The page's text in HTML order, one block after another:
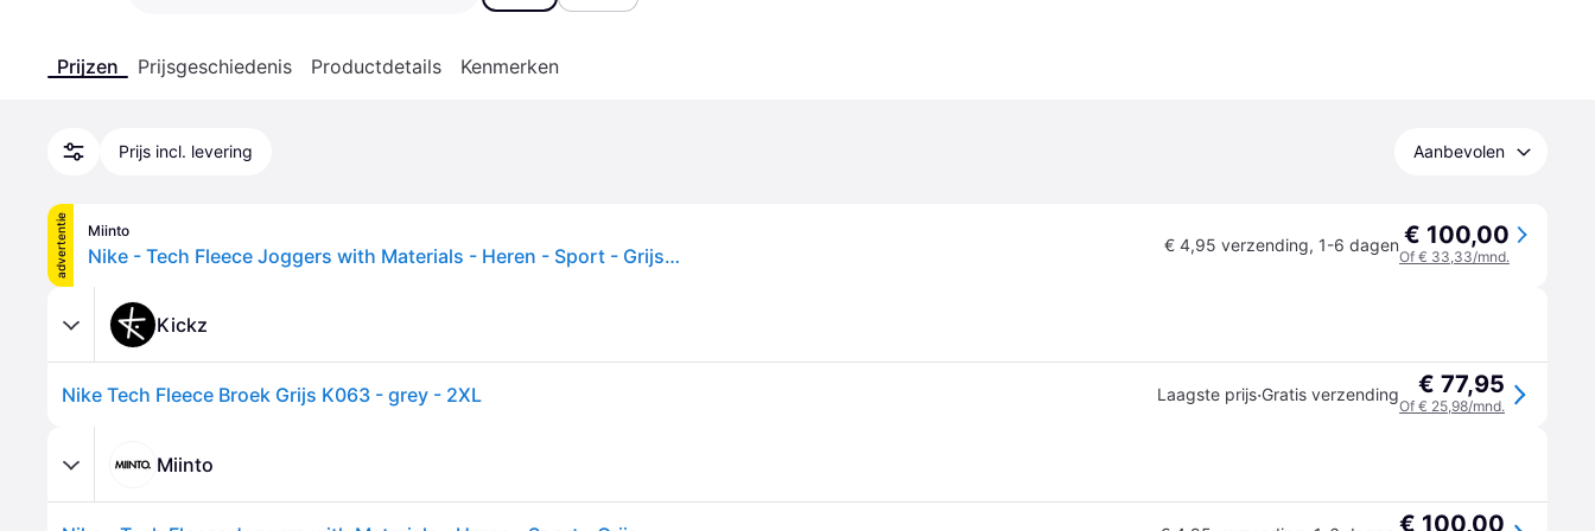
Prijzen Prijsgeschiedenis Productdetails Kenmerken
Prijs incl. levering Aanbevolen
advertentie Miinto
Nike - Tech Fleece Joggers with Materials - Heren - Sport - Grijs - Maat: 2XL Fleece € 4,95 verzending, 1-6 dagen € 100,00
Of € 33,33/mnd.
Kickz
Nike Tech Fleece Broek Grijs K063 - grey - 2XL Laagste prijs·Gratis verzending € 77,95
Of € 25,98/mnd.
Miinto
€ 100,00